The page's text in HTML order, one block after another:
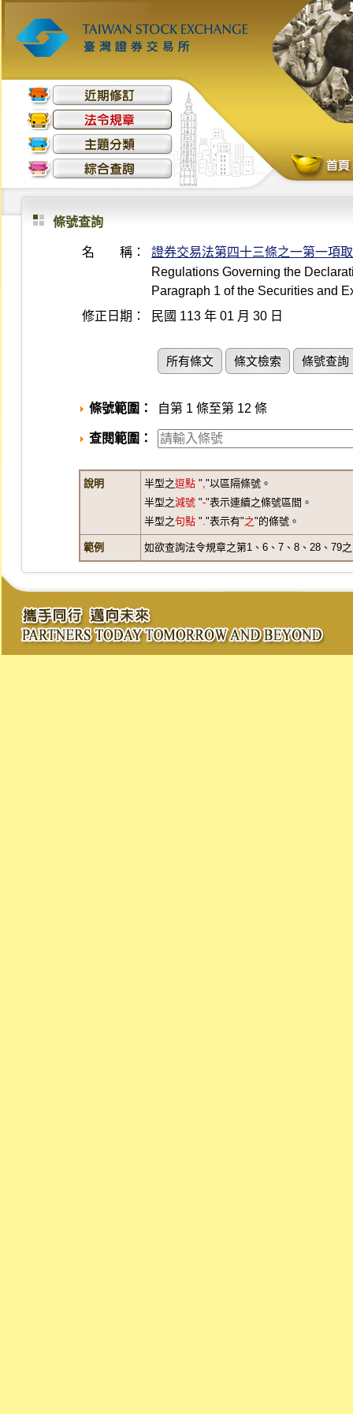
條號查詢
名 稱：
證券交易法第四十三條之一第一項
Regulations Governing the
Paragraph 1 of the Securities and
修正日期：
民國 113 年 01 月 30 日
所有條文 條文檢索 條號查詢
條號範圍： 自第 1 條至第 12 條
查閱範圍：
說明 半型之逗點 ","以區隔條號。
半型之減號 "-"表示連續之條號區間。
半型之句點 "."表示有"之"的條號。
範例 如欲查詢法令規章之第1、6、7、8、28、79